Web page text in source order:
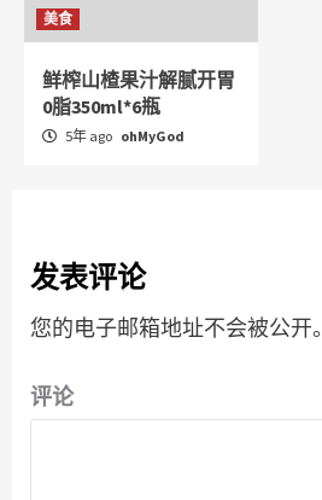
美食
鲜榨山楂果汁解腻开胃
0脂350ml*6瓶
5年 ago ohMyGod
发表评论
您的电子邮箱地址不会被公开。
评论